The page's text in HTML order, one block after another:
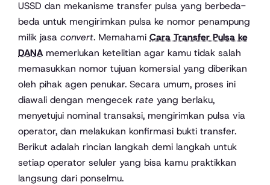
USSD dan mekanisme transfer pulsa yang berbeda-
beda untuk mengirimkan pulsa ke nomor penampung
milik jasa convert. Memahami Cara Transfer Pulsa ke
DANAmemerlukan ketelitian agar kamu tidak salah
memasukkan nomor tujuan komersial yang diberikan
oleh pihak agen penukar. Secara umum, proses ini
diawali dengan mengecek rate yang berlaku,
menyetujui nominal transaksi, mengirimkan pulsa via
operator, dan melakukan konfirmasi bukti transfer.
Berikut adalah rincian langkah demi langkah untuk
setiap operator seluler yang bisa kamu praktikkan
langsung dari ponselmu.